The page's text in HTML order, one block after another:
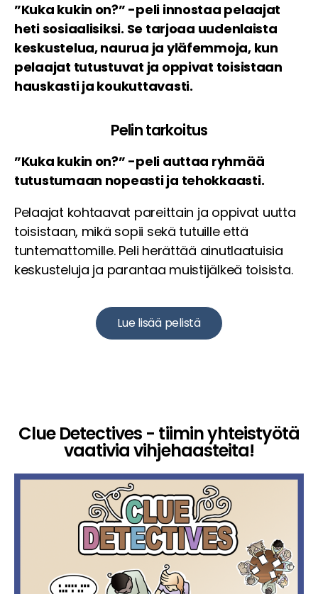
”Kuka kukin on?” -peli innostaa pelaajat
heti sosiaalisiksi. Se tarjoaa uudenlaista
keskustelua, naurua ja yläfemmoja, kun
pelaajat tutustuvat ja oppivat toisistaan
hauskasti ja koukuttavasti.
Pelin tarkoitus
”Kuka kukin on?” -peli auttaa ryhmää
tutustumaan nopeasti ja tehokkaasti.
Pelaajat kohtaavat pareittain ja oppivat uutta
toisistaan, mikä sopii sekä tutuille että
tuntemattomille. Peli herättää ainutlaatuisia
keskusteluja ja parantaa muistijälkeä toisista.
Lue lisää pelistä
Clue Detectives - tiimin yhteistyötä
vaativia vihjehaasteita!